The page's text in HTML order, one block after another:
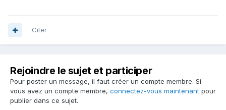
Citer
Rejoindre le sujet et participer
Pour poster un message, il faut créer un compte membre. Si
vous avez un compte membre, connectez-vous maintenant pour
publier dans ce sujet.